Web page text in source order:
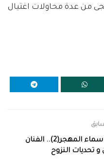
من عدة محاولات اغتيال
أبناء ديرالزور نجومٌ تلمع في سماء المهجر(2).. الفنان
تحديات النزوح